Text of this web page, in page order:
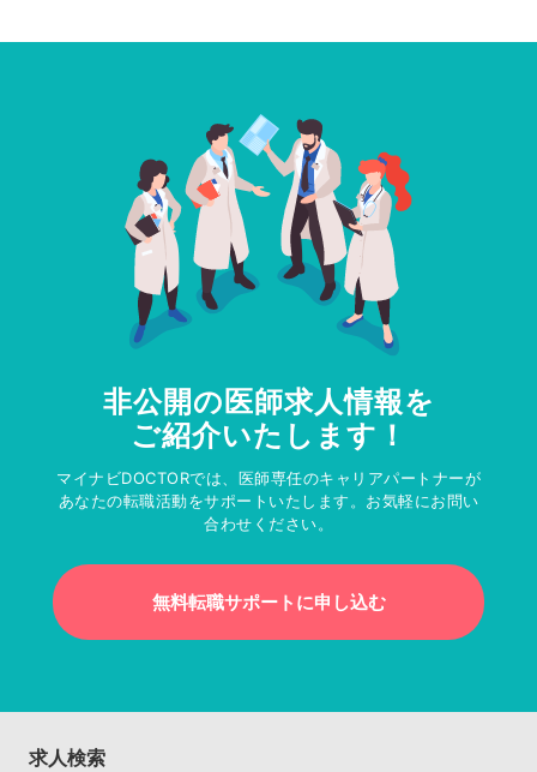
非公開の医師求人情報を
ご紹介いたします！
マイナビDOCTORでは、医師専任のキャリアパートナーが
あなたの転職活動をサポートいたします。お気軽にお問い
合わせください。
無料転職サポートに申し込む
求人検索